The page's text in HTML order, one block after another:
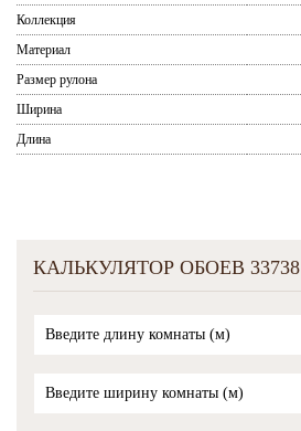
Коллекция
Материал
Размер рулона
Ширина
Длина
КАЛЬКУЛЯТОР ОБОЕВ 33738